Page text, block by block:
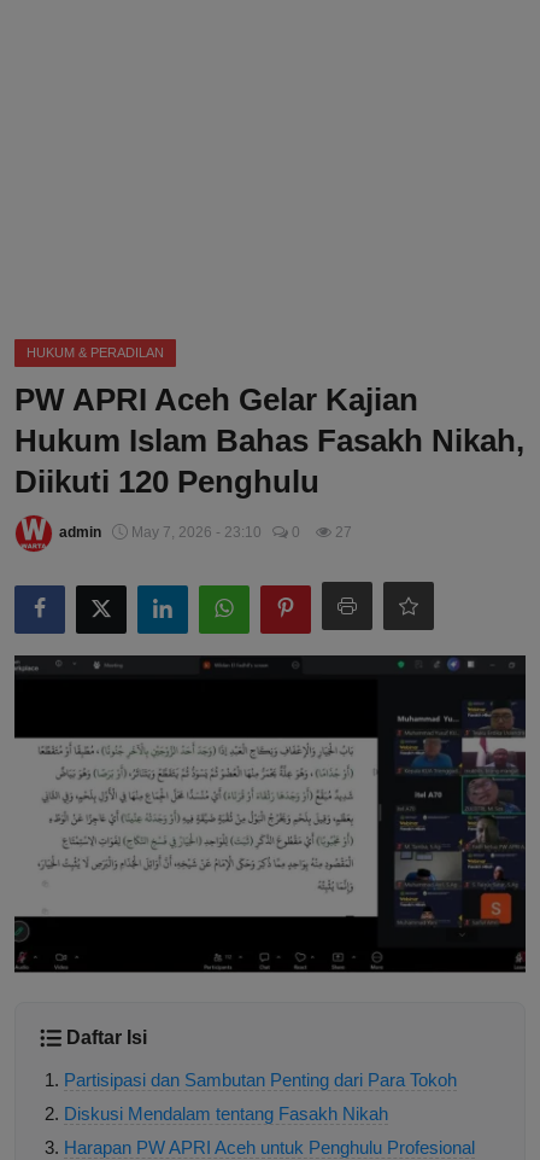
HUKUM & PERADILAN
PW APRI Aceh Gelar Kajian
Hukum Islam Bahas Fasakh Nikah,
Diikuti 120 Penghulu
admin May 7, 2026 - 23:10 0 27
Daftar Isi
Partisipasi dan Sambutan Penting dari Para Tokoh
Diskusi Mendalam tentang Fasakh Nikah
Harapan PW APRI Aceh untuk Penghulu Profesional